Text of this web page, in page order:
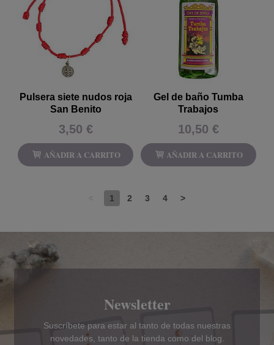
Pulsera siete nudos roja
San Benito
3,50 €
AÑADIR A CARRITO
Gel de baño Tumba
Trabajos
10,50 €
AÑADIR A CARRITO
1 2 3 4 >
Newsletter
Suscríbete para estar al tanto de todas nuestras
novedades, tanto de la tienda como del blog.